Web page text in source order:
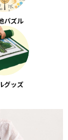
パズル
グッズ